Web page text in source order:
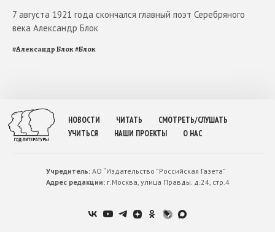
7 августа 1921 года скончался главный поэт Серебряного
века Александр Блок
#Александр Блок#Блок
НОВОСТИ ЧИТАТЬ
СМОТРЕТЬ/СЛУШАТЬ
УЧИТЬСЯ
НАШИ ПРОЕКТЫ О НАС
Учредитель:АО “Издательство ”Российская Газета”
Адрес редакции:г.Москва, улица Правды. д.24, стр.4